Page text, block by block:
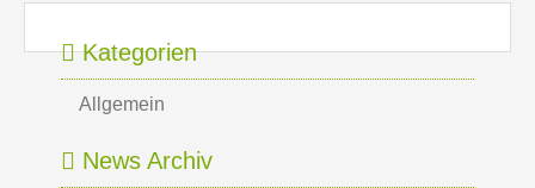
Kategorien
Allgemein
News Archiv